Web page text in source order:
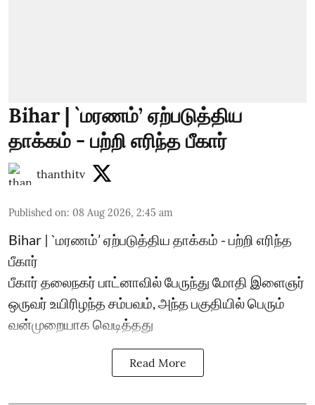
Bihar | `மரணம்’ ஏற்படுத்திய
தாக்கம் - பற்றி எரிந்த பீகார்
thanthitv
Published on: 08 Aug 2026, 2:45 am
Bihar | `மரணம்’ ஏற்படுத்திய தாக்கம் - பற்றி எரிந்த
பீகார்
பீகார் தலைநகர் பாட்னாவில் பேருந்து மோதி இளைஞர்
ஒருவர் உயிரிழந்த சம்பவம், அந்த பகுதியில் பெரும்
வன்முறையாக வெடித்தது
Read More